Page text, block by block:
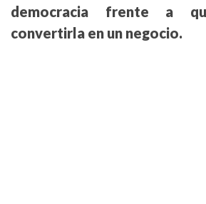
democracia frente a
convertirla en un negocio.